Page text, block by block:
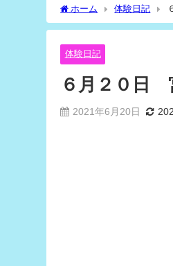
ホーム 体験日記
体験日記
６月２０日
2021年6月20日